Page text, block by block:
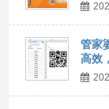
管家
高效